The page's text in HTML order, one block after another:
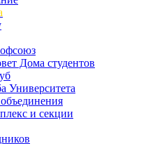
Дома студентов
Университета
и секции